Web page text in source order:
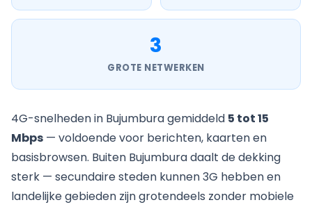
3
GROTE NETWERKEN
4G-snelheden in Bujumbura gemiddeld 5 tot 15
Mbps — voldoende voor berichten, kaarten en
basisbrowsen. Buiten Bujumbura daalt de dekking
sterk — secundaire steden kunnen 3G hebben en
landelijke gebieden zijn grotendeels zonder mobiele